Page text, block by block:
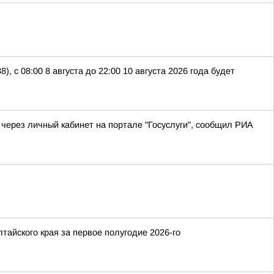
08:00 8 августа до 22:00 10 августа 2026 года будет
личный кабинет на портале "Госуслуги", сообщил РИА
края за первое полугодие 2026-го